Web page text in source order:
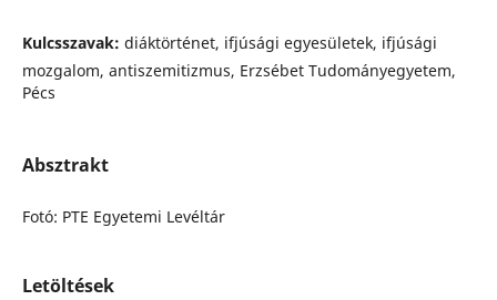
Kulcsszavak: diáktörténet, ifjúsági egyesületek, ifjúsági
mozgalom, antiszemitizmus, Erzsébet Tudományegyetem,
Pécs
Absztrakt
Fotó: PTE Egyetemi Levéltár
Letöltések